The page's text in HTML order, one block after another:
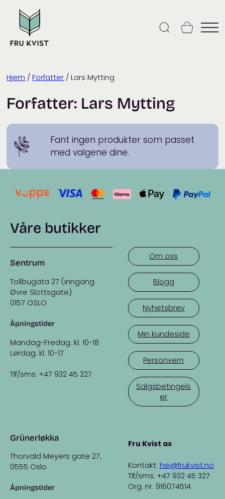
content
Hjem / Forfatter / Lars Mytting
Forfatter: Lars Mytting
Fant ingen produkter som passet
med valgene dine.
Våre butikker
Sentrum
Tollbugata 27 (inngang
Øvre Slottsgate)
0157 OSLO
Åpningstider
Mandag-Fredag: kl. 10-18
Lørdag: kl. 10-17
Tlf/sms: +47 932 45 327
Grünerløkka
Thorvald Meyers gate 27,
0555 Oslo
Åpningstider
Om oss
Blogg
Nyhetsbrev
Min kundeside
Personvern
Salgsbetingels
er
Fru Kvist as
Kontakt: hei@frukvist.no
Tlf/sms: +47 932 45 327
Org. nr. 916074514